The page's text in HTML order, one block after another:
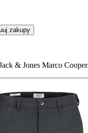
zakupy
& Jones Marco Cooper